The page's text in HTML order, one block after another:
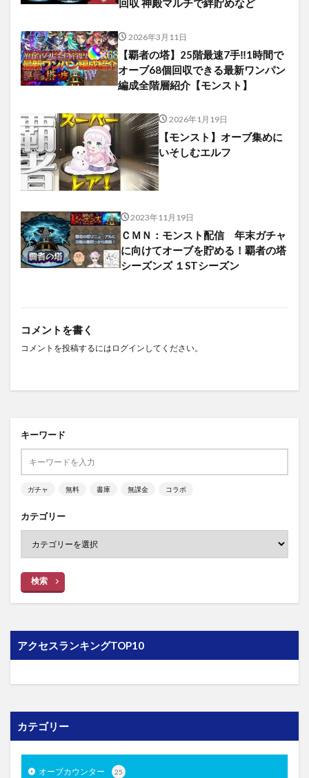
回収 神殿マルチで絆貯めなど
2026年3月11日
【覇者の塔】25階最速7手‼︎1時間で
オーブ68個回収できる最新ワンパン
編成全階層紹介【モンスト】
2026年1月19日
【モンスト】オーブ集めに
いそしむエルフ
2023年11月19日
ＣＭＮ：モンスト配信 年末ガチャ
に向けてオーブを貯める！覇者の塔
シーズンズ １STシーズン
コメントを書く
コメントを投稿するには ログイン してください。
キーワード
ガチャ 無料 書庫 無課金 コラボ
カテゴリー
検索
アクセスランキングTOP10
カテゴリー
オーブカウンター 25